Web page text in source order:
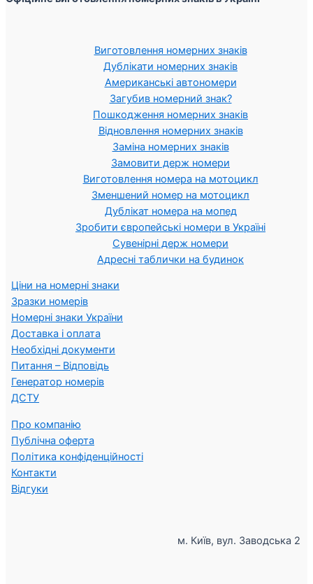
Виготовлення номерних знаків
Дублікати номерних знаків
Американські автономери
Загубив номерний знак?
Пошкодження номерних знаків
Відновлення номерних знаків
Заміна номерних знаків
Замовити держ номери
Виготовлення номера на мотоцикл
Зменшений номер на мотоцикл
Дублікат номера на мопед
Зробити європейські номери в Україні
Сувенірні держ номери
Адресні таблички на будинок
Ціни на номерні знаки
Зразки номерів
Номерні знаки України
Доставка і оплата
Необхідні документи
Питання – Відповідь
Генератор номерів
ДСТУ
Про компанію
Публічна оферта
Політика конфіденційності
Контакти
Відгуки
м. Київ, вул. Заводська 2